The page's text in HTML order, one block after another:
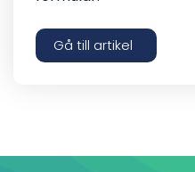
Gå till artikel